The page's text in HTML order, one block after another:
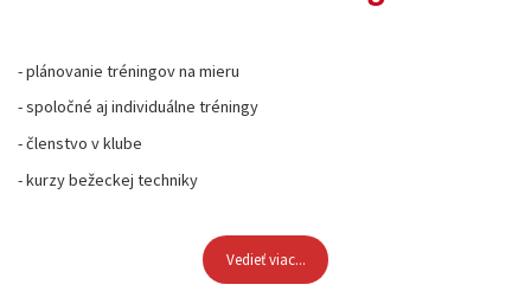
- plánovanie tréningov na mieru
- spoločné aj individuálne tréningy
- členstvo v klube
- kurzy bežeckej techniky
Vedieť viac...